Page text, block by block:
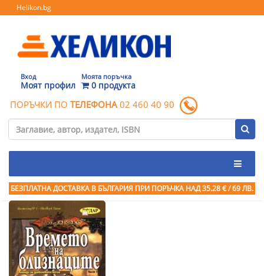
Helikon.bg
Вход
Моят профил
Моята поръчка
0 продукта
ПОРЪЧКИ ПО ТЕЛЕФОНА 02 460 40 90
БЕЗПЛАТНА ДОСТАВКА В БЪЛГАРИЯ ПРИ ПОРЪЧКА НАД 35.28 € / 69 ЛВ.